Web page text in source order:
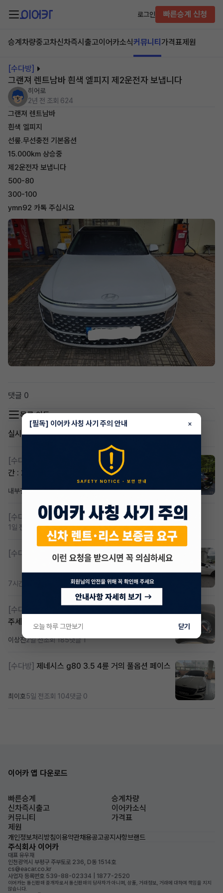
로그인 빠른승계 신청
승계차량중고차신차즉시출고이어카소식커뮤니티 가격표제원
[수다방]
그랜져 렌트남바 흰색 엘피지 제2운전자 보냅니다
히어로
2년 전 조회 624
그랜져 렌트남바
흰색 엘피지
선뤂.무선충전 기본옵션
15.000km 상승중
제2운전자 보냅니다
500-80
300-100
ymn92 카톡 주십시요
댓글 0
목록 이동
실시간 인기글
[수다방]
스포티지하이브리드 승계합니다(잔여렌트기
간 : 26개월)
내부결재방금전조회 819댓글 1
[수다방] 저신용 무심사 or 신차 렌트 찾으시는분!!
1일 전 조회 426댓글 2
[수다방] K8 하이브리드 (풀옵션) 758,780원
7시간 전 댓글 3
[수다방]
주세요
이상진2일 전조회 185댓글 1
[수다방] 제네시스 g80 3.5 4륜 거의 풀옵션 페이스
최이호5일 전조회 104댓글 0
이어카 앱 다운로드
빠른승계
승계차량
신차즉시출고
이어카소식
커뮤니티
가격표
제원
개인정보처리방침이용약관채용공고공지사항브랜드
주식회사 이어카
대표 유우재
인천광역시 부평구 주부토로 236, D동 1514호
cs@eacar.co.kr
사업자 등록번호 539-88-02334 | 1877-2520
이어카는 통신판매 중개자로서 통신판매의 당사자가 아니며, 상품, 거래정보, 거래에 대하여 책임을 지지
않습니다.
[필독] 이어카 사칭 사기 주의 안내 ×
오늘 하루 그만보기 닫기